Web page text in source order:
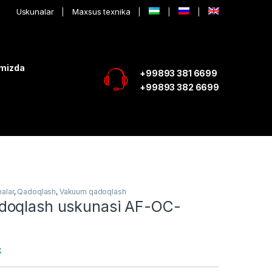
Uskunalar Maxsus texnika
+99893 381 6699
+99893 382 6699
, Qadoqlash, Vakuum qadoqlash
uskunasi AF-OC-